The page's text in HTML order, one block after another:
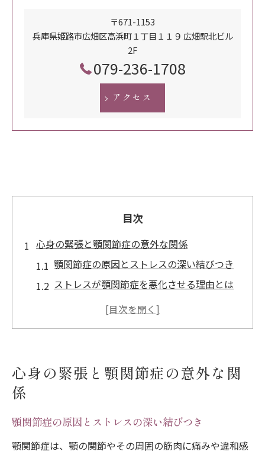
〒671-1153
兵庫県姫路市広畑区高浜町１丁目１１９ 広畑駅北ビル
2F
079-236-1708
アクセス
目次
心身の緊張と顎関節症の意外な関係
顎関節症の原因とストレスの深い結びつき
ストレスが顎関節症を悪化させる理由とは
顎関節症は自律神経失調症と関連するか
ストレスを減らして顎関節症の不調緩和へ
不安障害と顎関節症の関係を整理する
日常でできる顎関節症ストレス緩和術
心身の緊張と顎関節症の意外な関
係
顎関節症の原因とストレスの深い結びつき
顎関節症は、顎の関節やその周囲の筋肉に痛みや違和感